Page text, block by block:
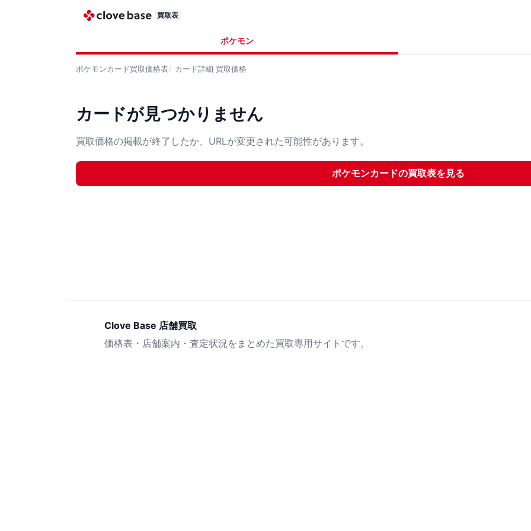
買取表
ポケモン
ポケモンカード買取価格表 カード詳細 買取価格
カードが見つかりません
買取価格の掲載が終了したか、URLが変更された可能性があります。
ポケモンカードの買取表を見る
Clove Base 店舗買取
価格表・店舗案内・査定状況をまとめた買取専用サイトです。